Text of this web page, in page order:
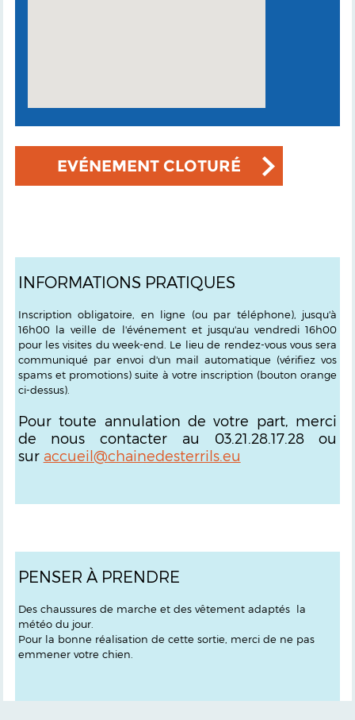
EVÉNEMENT CLOTURÉ
INFORMATIONS PRATIQUES
Inscription obligatoire, en ligne (ou par téléphone), jusqu'à
16h00 la veille de l'événement et jusqu'au vendredi 16h00
pour les visites du week-end. Le lieu de rendez-vous vous sera
communiqué par envoi d'un mail automatique (vérifiez vos
spams et promotions) suite à votre inscription (bouton orange
ci-dessus).
Pour toute annulation de votre part, merci
de nous contacter au 03.21.28.17.28 ou
sur accueil@chainedesterrils.eu
PENSER À PRENDRE
Des chaussures de marche et des vêtement adaptés la
météo du jour.
Pour la bonne réalisation de cette sortie, merci de ne pas
emmener votre chien.